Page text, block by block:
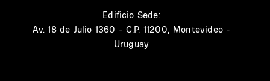
Edificio Sede:
Av. 18 de Julio 1360 - C.P. 11200, Montevideo -
Uruguay